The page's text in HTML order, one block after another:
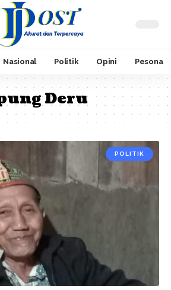
Nasional Politik Opini Pesona
Deru
POLITIK